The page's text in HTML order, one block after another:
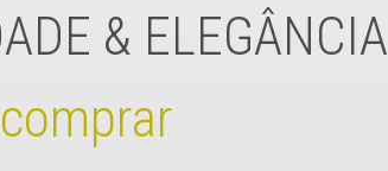
& ELEGÂNCIA